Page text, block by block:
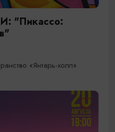
"Пикассо:
«Янтарь-холл»